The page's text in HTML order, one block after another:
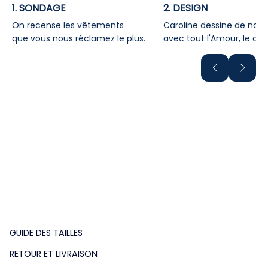
1. SONDAGE
On recense les vêtements
que vous nous réclamez le plus.
2. DESIGN
Caroline dessine de
avec tout l'Amour, le
GUIDE DES TAILLES
RETOUR ET LIVRAISON